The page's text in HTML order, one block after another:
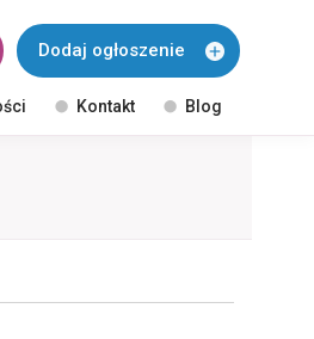
Dodaj ogłoszenie
Kontakt Blog